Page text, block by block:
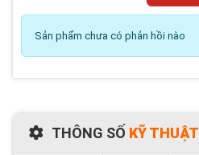
Sản phẩm chưa có phản hồi nào
THÔNG SỐ KỸ THUẬT